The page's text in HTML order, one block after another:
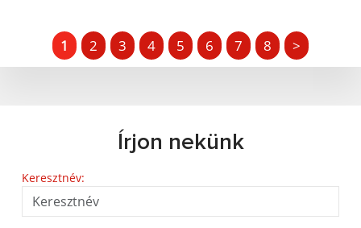
1 2 3 4 5 6 7 8 >
Írjon nekünk
Keresztnév: